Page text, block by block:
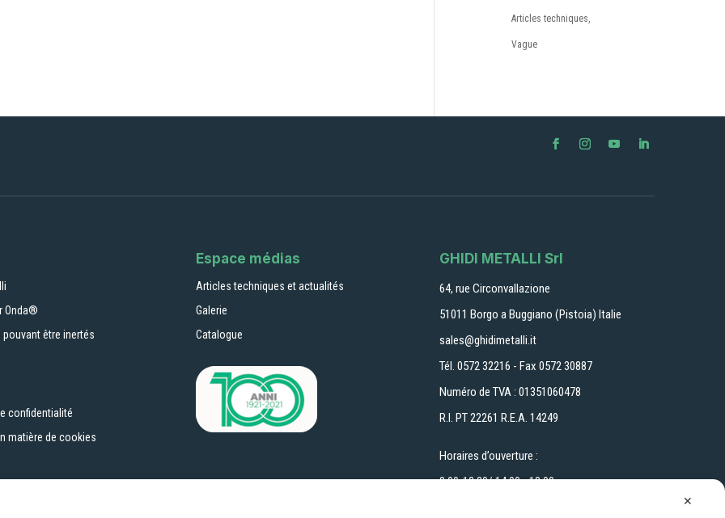
Articles techniques,
Vague
Onda®
pouvant être inertés
confidentialité
matière de cookies
Espace médias
Articles techniques et actualités
Galerie
Catalogue
GHIDI METALLI Srl
64, rue Circonvallazione
51011 Borgo a Buggiano (Pistoia) Italie
sales@ghidimetalli.it
Tél. 0572 32216 - Fax 0572 30887
Numéro de TVA : 01351060478
R.I. PT 22261 R.E.A. 14249
Horaires d’ouverture :
8.00-12.30/ 14.00 - 18.00
✕